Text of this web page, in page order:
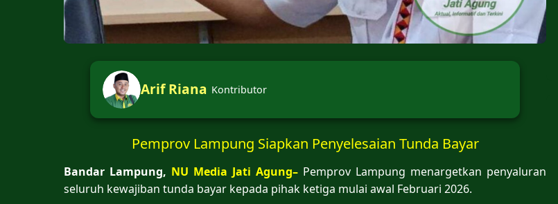
Arif Riana Kontributor
Pemprov Lampung Siapkan Penyelesaian Tunda Bayar
Bandar Lampung, NU Media Jati Agung– Pemprov Lampung menargetkan penyaluran
seluruh kewajiban tunda bayar kepada pihak ketiga mulai awal Februari 2026.